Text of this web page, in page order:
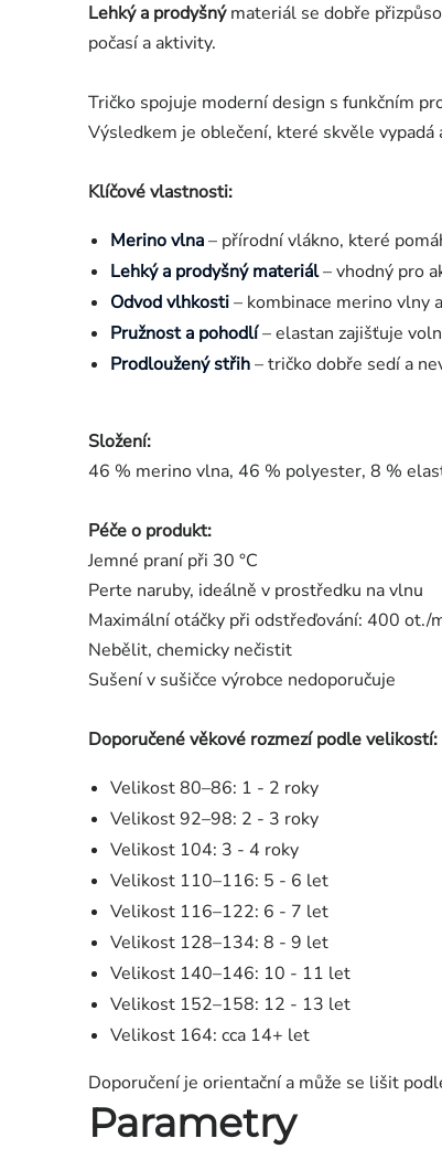
Lehký a prodyšnýmateriál se dobře
počasí a aktivity.
Tričko spojuje moderní design s funkčním
Výsledkem je oblečení, které skvěle
Klíčové vlastnosti:
Merino vlna– přírodní vlákno, které
Lehký a prodyšný materiál– vhodný pro
Odvod vlhkosti– kombinace merino vlny
Pružnost a pohodlí– elastan zajišťuje
Prodloužený střih– tričko dobře sedí a
Složení:
46 % merino vlna, 46 % polyester, 8 %
Péče o produkt:
Jemné praní při 30 °C
Perte naruby, ideálně v prostředku na vlnu
Maximální otáčky při odstřeďování: 400 ot./
Nebělit, chemicky nečistit
Sušení v sušičce výrobce nedoporučuje
Doporučené věkové rozmezí podle velikostí:
Velikost 80–86: 1 - 2 roky
Velikost 92–98: 2 - 3 roky
Velikost 104: 3 - 4 roky
Velikost 110–116: 5 - 6 let
Velikost 116–122: 6 - 7 let
Velikost 128–134: 8 - 9 let
Velikost 140–146: 10 - 11 let
Velikost 152–158: 12 - 13 let
Velikost 164: cca 14+ let
Doporučení je orientační a může se lišit
Parametry